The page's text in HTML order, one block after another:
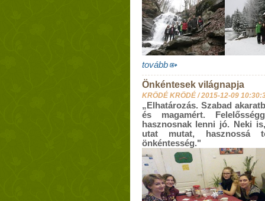
tovább
Önkéntesek világnapja
KRÖDÉ KRÖDÉ /2015-12-09
„Elhatározás. Szabad
és magamért.
hasznosnak lenni jó. Neki
utat mutat, hasznossá
önkéntesség."